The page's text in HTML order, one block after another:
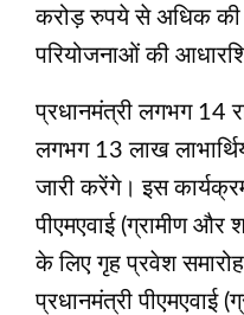
करोड़ रुपये से अधिक की
परियोजनाओं की
प्रधानमंत्री लगभग 14
लगभग 13 लाख
जारी करेंगे। इस
पीएमएवाई (ग्रामीण और
के लिए गृह प्रवेश
प्रधानमंत्री पीएमएवाई